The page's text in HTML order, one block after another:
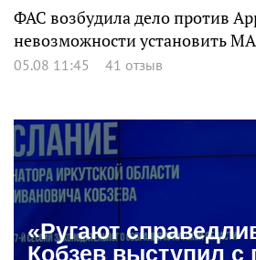
ФАС возбудила дело против
невозможности установить
05.08 11:45 41 отзыв
«Ругают
Кобзев выступил с